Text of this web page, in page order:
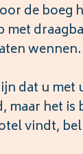
de boeg
dat u
het
vindt,